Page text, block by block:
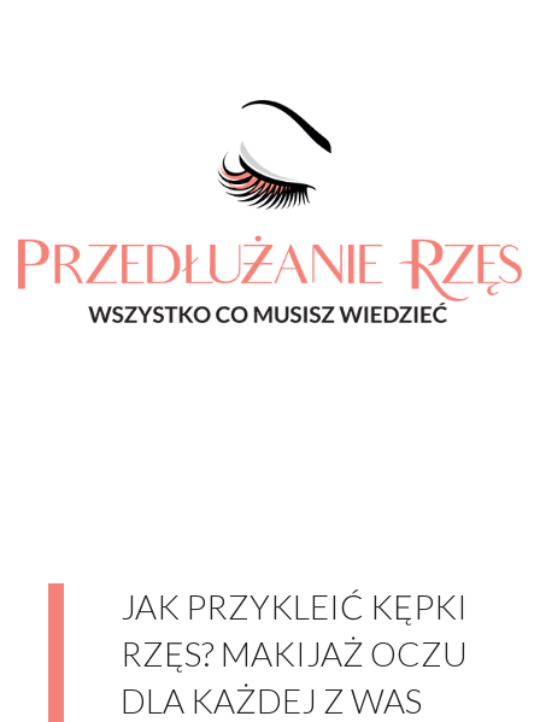
JAK PRZYKLEIĆ KĘPKI
RZĘS? MAKIJAŻ OCZU
DLA KAŻDEJ Z WAS